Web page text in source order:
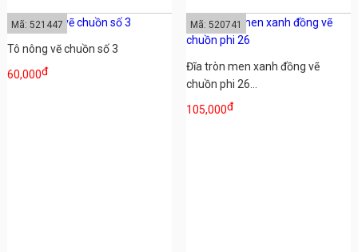
Tô nông vẽ chuồn số 3
60,000đ
Mã: 521447
Đĩa tròn men xanh đồng vẽ
chuồn phi 26...
105,000đ
Mã: 520741